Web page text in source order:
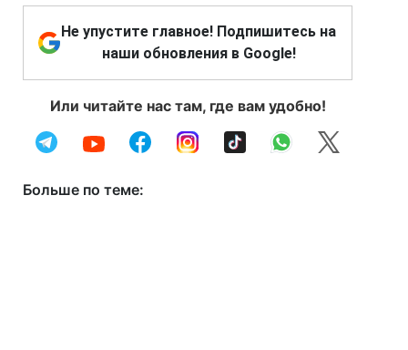
Не упустите главное! Подпишитесь на
наши обновления в Google!
Или читайте нас там, где вам удобно!
Больше по теме: